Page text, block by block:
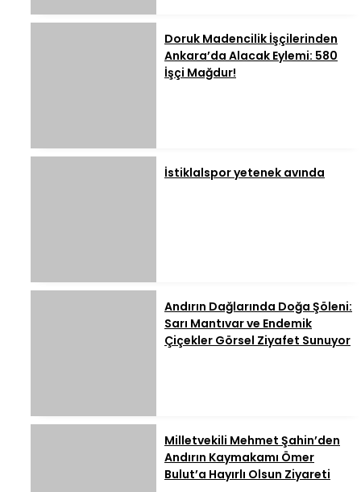
Doruk Madencilik İşçilerinden
Ankara’da Alacak Eylemi: 580
İşçi Mağdur!
İstiklalspor yetenek avında
Andırın Dağlarında Doğa Şöleni:
Sarı Mantıvar ve Endemik
Çiçekler Görsel Ziyafet Sunuyor
Milletvekili Mehmet Şahin’den
Andırın Kaymakamı Ömer
Bulut’a Hayırlı Olsun Ziyareti